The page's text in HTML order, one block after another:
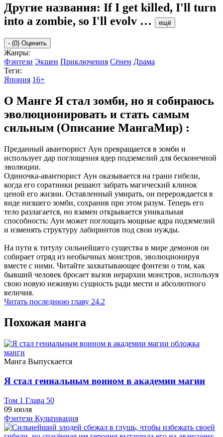
Другие названия: If I get killed, I'll turn
into a zombie, so I'll evolv … ещё
- (0) Оценить
Жанры:
Фэнтези Экшен Приключения Сёнен Драма
Теги:
Япония 16+
О Манге Я стал зомби, но я собираюсь
эволюционировать и стать самым
сильным (Описание МангаМир) :
Преданный авантюрист Аун превращается в зомби и
использует дар поглощения ядер подземелий для бесконечной
эволюции.
Одиночка-авантюрист Аун оказывается на грани гибели,
когда его соратники решают забрать магический клинок
ценой его жизни. Оставленный умирать, он перерождается в
виде низшего зомби, сохранив при этом разум. Теперь его
тело разлагается, но взамен открывается уникальная
способность: Аун может поглощать мощные ядра подземелий
и изменять структуру лабиринтов под свои нужды.
На пути к титулу сильнейшего существа в мире демонов он
собирает отряд из необычных монстров, эволюционируя
вместе с ними. Читайте захватывающее фэнтези о том, как
бывший человек бросает вызов иерархии монстров, используя
свою новую неживую сущность ради мести и абсолютного
величия.
Читать последнюю главу 24.2
Похожая манга
Манга Выпускается
Я стал гениальным воином в академии магии
Том 1 Глава 50
09 июля
Фэнтези Культивация